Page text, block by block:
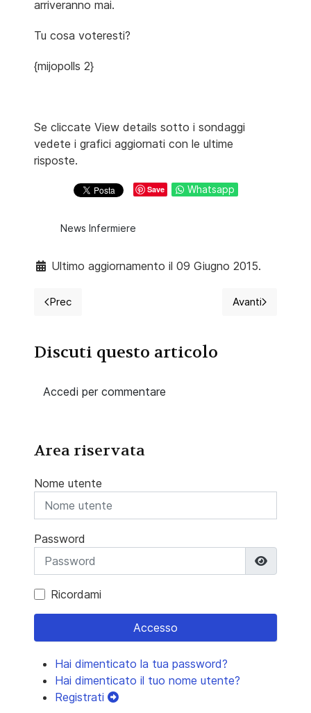
arriveranno mai.
Tu cosa voteresti?
{mijopolls 2}
Se cliccate View details sotto i sondaggi
vedete i grafici aggiornati con le ultime
risposte.
Save Whatsapp
News Infermiere
Ultimo aggiornamento il 09 Giugno 2015.
Articolo precedente: Università, fabbrica di
Prec Articolo
Avanti
Discuti questo articolo
Accedi per commentare
Area riservata
Nome utente
Password
Ricordami
Accesso
Hai dimenticato la tua password?
Hai dimenticato il tuo nome utente?
Registrati